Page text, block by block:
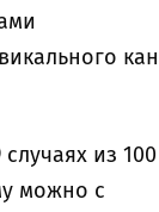
из 100
можно с